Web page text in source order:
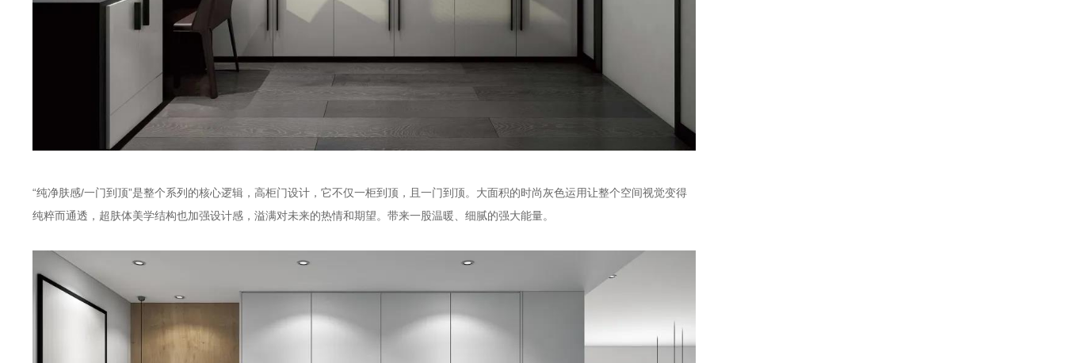
“纯净肤感/一门到顶”是整个系列的核心逻辑，高柜门设计，它不仅一柜到顶，且一门到顶。大面积的时尚灰色运用让整个空间视觉变得
纯粹而通透，超肤体美学结构也加强设计感，溢满对未来的热情和期望。带来一股温暖、细腻的强大能量。